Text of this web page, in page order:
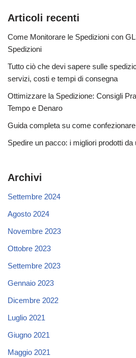
Articoli recenti
Come Monitorare le Spedizioni con
Spedizioni
Tutto ciò che devi sapere sulle
servizi, costi e tempi di consegna
Ottimizzare la Spedizione: Consigli
Tempo e Denaro
Guida completa su come
Spedire un pacco: i migliori prodotti da
Archivi
Settembre 2024
Agosto 2024
Novembre 2023
Ottobre 2023
Settembre 2023
Gennaio 2023
Dicembre 2022
Luglio 2021
Giugno 2021
Maggio 2021